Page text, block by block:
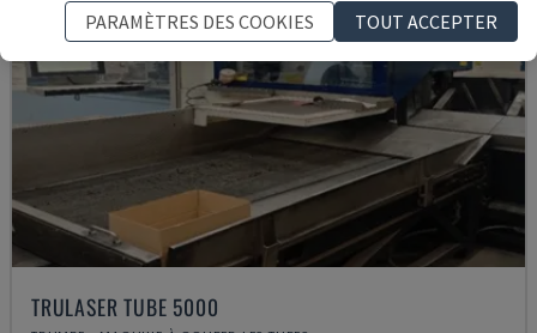
TRULASER TUBE 5000
PARAMÈTRES DES COOKIES
TOUT ACCEPTER